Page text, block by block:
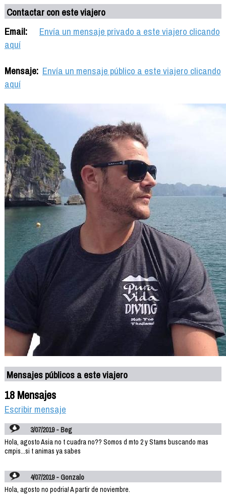
Contactar con este viajero
Email:
Envía un mensaje privado a este viajero clicando
aquí
Mensaje: Envía un mensaje público a este viajero clicando
aquí
Mensajes públicos a este viajero
18 Mensajes
Escribir mensaje
3/07/2019 - Beg
Hola, agosto Asia no t cuadra no?? Somos d mto 2 y Stams buscando mas
cmpis...si t animas ya sabes
4/07/2019 - Gonzalo
Hola, agosto no podria! A partir de noviembre.